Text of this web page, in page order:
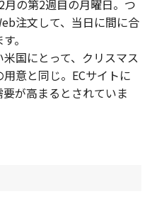
月の第2週目の月曜日。つ
注文して、当日に間に合
。
国にとって、クリスマス
意と同じ。ECサイトに
が高まるとされていま